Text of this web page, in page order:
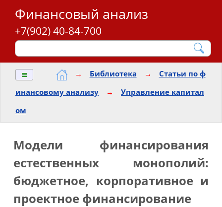
Финансовый анализ
+7(902) 40-84-700
≡ → Библиотека →
Статьи по ф
инансовому анализу
→
Управление капитал
ом
Модели финансирования
естественных монополий:
бюджетное, корпоративное и
проектное финансирование